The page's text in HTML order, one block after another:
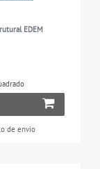
EDEM
de envio